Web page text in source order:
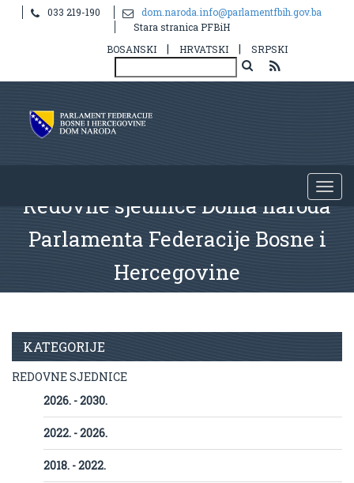
033 219-190
dom.naroda.info@parlamentfbih.gov.ba
Stara stranica PFBiH
BOSANSKI
| HRVATSKI | SRPSKI
Redovne sjednice Doma naroda
Parlamenta Federacije Bosne i
Hercegovine
KATEGORIJE
REDOVNE SJEDNICE
2026. - 2030.
2022. - 2026.
2018. - 2022.